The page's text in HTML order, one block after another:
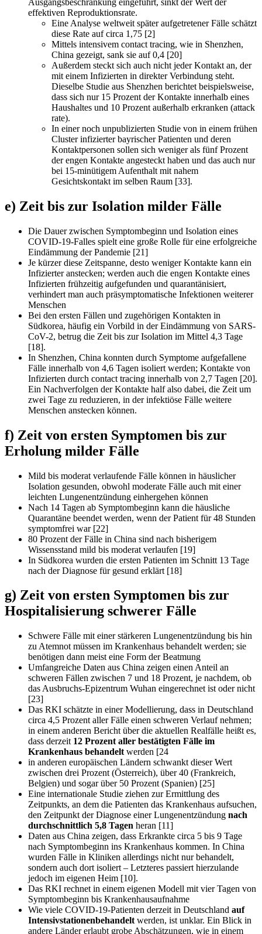
effektiven Reproduktionsrate.
Eine Analyse weltweit später aufgetretener Fälle schätzt
diese Rate auf circa 1,75 [2]
Mittels intensivem contact tracing, wie in Shenzhen,
China gezeigt, sank sie auf 0,4 [20]
Außerdem steckt sich auch nicht jeder Kontakt an, der
mit einem Infizierten in direkter Verbindung steht.
Dieselbe Studie aus Shenzhen berichtet beispielsweise,
dass sich nur 15 Prozent der Kontakte innerhalb eines
Haushaltes und 10 Prozent außerhalb erkranken (attack
rate).
In einer noch unpublizierten Studie von in einem frühen
Cluster infizierter bayrischer Patienten und deren
Kontaktpersonen sollen sich weniger als fünf Prozent
der engen Kontakte angesteckt haben und das auch nur
bei 15-minütigem Aufenthalt mit nahem
Gesichtskontakt im selben Raum [33].
e) Zeit bis zur Isolation milder Fälle
Die Dauer zwischen Symptombeginn und Isolation eines
COVID-19-Falles spielt eine große Rolle für eine erfolgreiche
Eindämmung der Pandemie [21]
Je kürzer diese Zeitspanne, desto weniger Kontakte kann ein
Infizierter anstecken; werden auch die engen Kontakte eines
Infizierten frühzeitig aufgefunden und quarantänisiert,
verhindert man auch präsymptomatische Infektionen weiterer
Menschen
Bei den ersten Fällen und zugehörigen Kontakten in
Südkorea, häufig ein Vorbild in der Eindämmung von SARS-
CoV-2, betrug die Zeit bis zur Isolation im Mittel 4,3 Tage
[18].
In Shenzhen, China konnten durch Symptome aufgefallene
Fälle innerhalb von 4,6 Tagen isoliert werden; Kontakte von
Infizierten durch contact tracing innerhalb von 2,7 Tagen [20].
Ein Nachverfolgen der Kontakte half also dabei, die Zeit um
zwei Tage zu reduzieren, in der infektiöse Fälle weitere
Menschen anstecken können.
f) Zeit von ersten Symptomen bis zur
Erholung milder Fälle
Mild bis moderat verlaufende Fälle können in häuslicher
Isolation gesunden, obwohl moderate Fälle auch mit einer
leichten Lungenentzündung einhergehen können
Nach 14 Tagen ab Symptombeginn kann die häusliche
Quarantäne beendet werden, wenn der Patient für 48 Stunden
symptomfrei war [22]
80 Prozent der Fälle in China sind nach bisherigem
Wissensstand mild bis moderat verlaufen [19]
In Südkorea wurden die ersten Patienten im Schnitt 13 Tage
nach der Diagnose für gesund erklärt [18]
g) Zeit von ersten Symptomen bis zur
Hospitalisierung schwerer Fälle
Schwere Fälle mit einer stärkeren Lungenentzündung bis hin
zu Atemnot müssen im Krankenhaus behandelt werden; sie
benötigen dann meist eine Form der Beatmung
Umfangreiche Daten aus China zeigen einen Anteil an
schweren Fällen zwischen 7 und 18 Prozent, je nachdem, ob
das Ausbruchs-Epizentrum Wuhan eingerechnet ist oder nicht
[23]
Das RKI schätzte in einer Modellierung, dass in Deutschland
circa 4,5 Prozent aller Fälle einen schweren Verlauf nehmen;
in einem anderen Bericht über die aktuellen Realfälle heißt es,
dass derzeit 12 Prozent aller bestätigten Fälle im
Krankenhaus behandelt werden [24
in anderen europäischen Ländern schwankt dieser Wert
zwischen drei Prozent (Österreich), über 40 (Frankreich,
Belgien) und sogar über 50 Prozent (Spanien) [25]
Eine internationale Studie ziehen zur Ermittlung des
Zeitpunkts, an dem die Patienten das Krankenhaus aufsuchen,
den Zeitpunkt der Diagnose einer Lungenentzündung nach
durchschnittlich 5,8 Tagen heran [11]
Daten aus China zeigen, dass Erkrankte circa 5 bis 9 Tage
nach Symptombeginn ins Krankenhaus kommen. In China
wurden Fälle in Kliniken allerdings nicht nur behandelt,
sondern auch dort isoliert – Letzteres passiert hierzulande
jedoch im eigenen Heim [10].
Das RKI rechnet in einem eigenen Modell mit vier Tagen von
Symptombeginn bis Krankenhausaufnahme
Wie viele COVID-19-Patienten derzeit in Deutschland auf
Intensivstationenbehandelt werden, ist unklar. Ein Blick in
andere Länder erlaubt grobe Abschätzungen, wie in einem